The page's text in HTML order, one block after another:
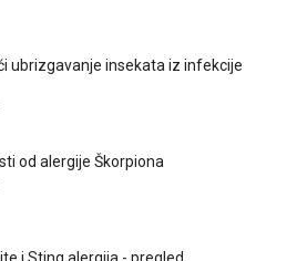
ubrizgavanje insekata iz infekcije
od alergije Škorpiona
i Sting alergija - pregled